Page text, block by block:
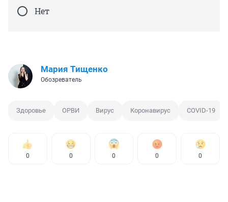
Нет
Мария Тищенко
Обозреватель
Здоровье ОРВИ Вирус Коронавирус COVID-19
0 0 0 0 0